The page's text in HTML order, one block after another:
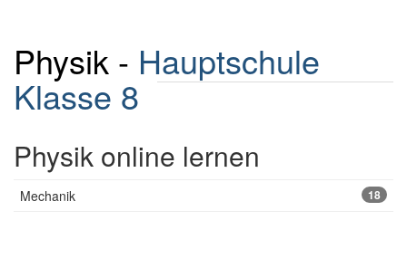
Physik - Hauptschule
Klasse 8
Physik online lernen
Mechanik 18